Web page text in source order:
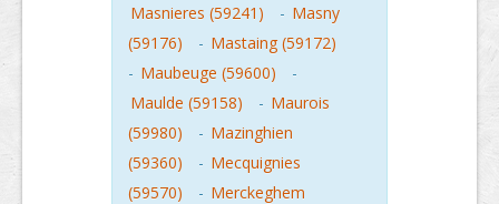
Masnieres (59241)
- Masny
(59176)
- Mastaing (59172)
- Maubeuge (59600)
-
Maulde (59158)
- Maurois
(59980)
- Mazinghien
(59360)
- Mecquignies
(59570)
- Merckeghem